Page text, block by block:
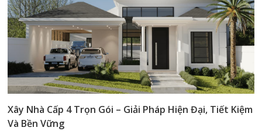
Xây Nhà Cấp 4 Trọn Gói – Giải Pháp Hiện Đại, Tiết Kiệm
Và Bền Vững